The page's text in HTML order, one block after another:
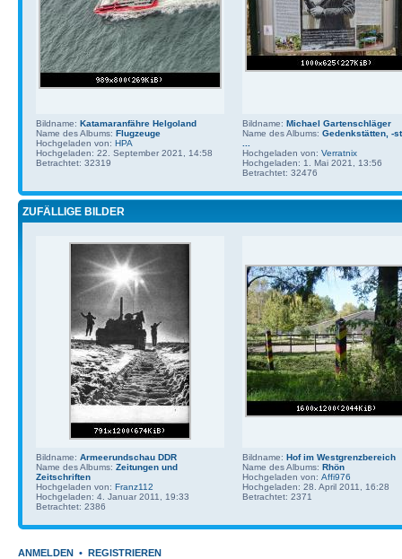
Bildname: Katamaranfähre Helgoland
Name des Albums: Flugzeuge
Hochgeladen von: HPA
Hochgeladen: 22. September 2021, 14:58
Betrachtet: 32319
Bildname: Michael Gartenschläger
Name des Albums: Gedenkstätten, -
Hochgeladen von: Verratnix
Hochgeladen: 1. Mai 2021, 13:56
Betrachtet: 32476
ZUFÄLLIGE BILDER
Bildname: Armeerundschau DDR
Name des Albums: Zeitungen und
Zeitschriften
Hochgeladen von: Franz112
Hochgeladen: 4. Januar 2011, 19:33
Betrachtet: 2386
Bildname: Hof im Westgrenzbereich
Name des Albums: Rhön
Hochgeladen von: Affi976
Hochgeladen: 28. April 2011, 16:28
Betrachtet: 2371
ANMELDEN • REGISTRIEREN